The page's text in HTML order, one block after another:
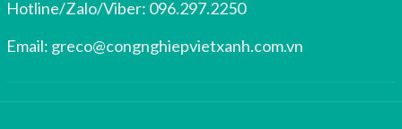
Hotline/Zalo/Viber: 096.297.2250
Email: greco@congnghiepvietxanh.com.vn